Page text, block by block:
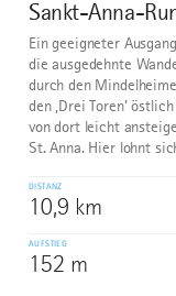
6
Sankt-Anna-
Ein geeigneter
die ausgedehnte
durch den
den ‚Drei Toren’
von dort leicht
St. Anna. Hier lohnt
DISTANZ
10,9 km
AUFSTIEG
152 m